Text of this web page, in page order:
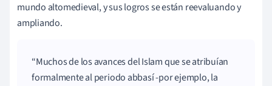
mundo altomedieval, y sus logros se están reevaluando y
ampliando.
Muchos de los avances del Islam que se atribuían
formalmente al periodo abbasí -por ejemplo, la